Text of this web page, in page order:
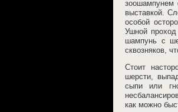
зоошампунем
выставкой.
особой
Ушной
шампунь с
сквозняков,
Стоит
шерсти,
сыпи или
как можно